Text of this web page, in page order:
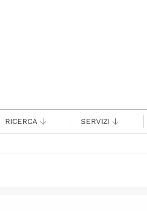
RICERCA SERVIZI